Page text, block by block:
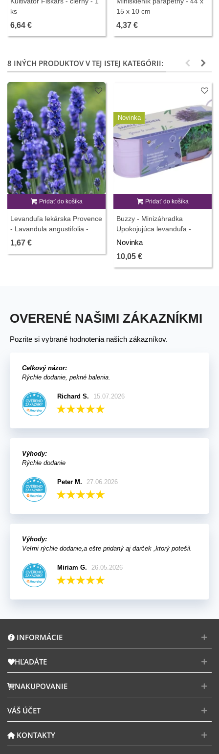
ks
6,64 €
15 x 10 cm
4,37 €
8 INÝCH PRODUKTOV V TEJ ISTEJ KATEGÓRII:
Pridať do košíka
Levanduľa lekárska Provence
- Lavandula angustifolia -
predaj semien - 15 ks
1,67 €
Novinka
Pridať do košíka
Buzzy - Minizáhradka
Upokojujúca levanduľa -
Pieterpik - 1 ks
Novinka
10,05 €
OVERENÉ NAŠIMI ZÁKAZNÍKMI
Pozrite si vybrané hodnotenia našich zákazníkov.
Celkový názor:
Rýchle dodanie, pekné balenia.
Richard S. 15.07.2026
Výhody:
Rýchle dodanie
Peter M. 27.06.2026
Výhody:
Veľmi rýchle dodanie,a ešte pridaný aj darček ,ktorý potešil.
Miriam G. 26.05.2026
INFORMÁCIE
HĽADÁTE
NAKUPOVANIE
VÁŠ ÚČET
KONTAKTY